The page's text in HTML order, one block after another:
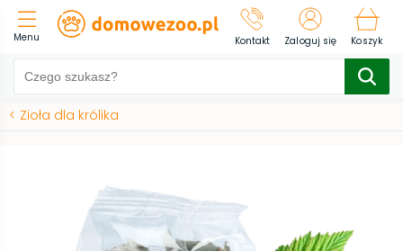
Menu Kontakt Zaloguj się Koszyk
< Zioła dla królika